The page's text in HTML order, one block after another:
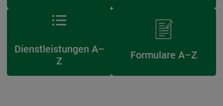
Dienstleistungen A–
Z
Formulare A–Z